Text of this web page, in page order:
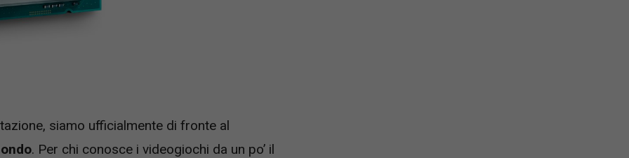
siamo ufficialmente di fronte al
. Per chi conosce i videogiochi da un po’ il